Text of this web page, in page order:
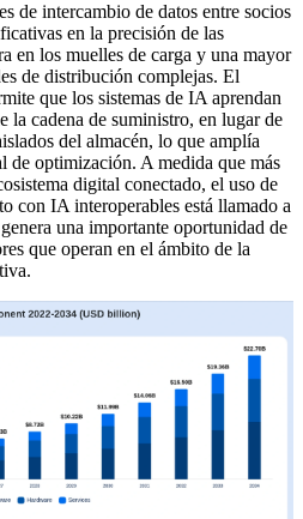
de intercambio de datos entre socios
en la precisión de las
en los muelles de carga y una mayor
de distribución complejas. El
que los sistemas de IA aprendan
la cadena de suministro, en lugar de
del almacén, lo que amplía
de optimización. A medida que más
digital conectado, el uso de
con IA interoperables está llamado a
una importante oportunidad de
que operan en el ámbito de la